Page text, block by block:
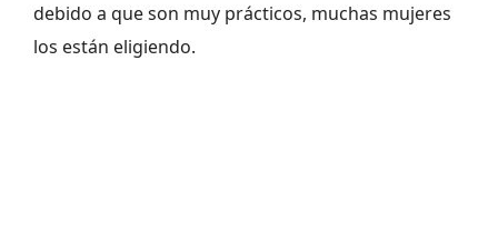
debido a que son muy prácticos, muchas mujeres
los están eligiendo.